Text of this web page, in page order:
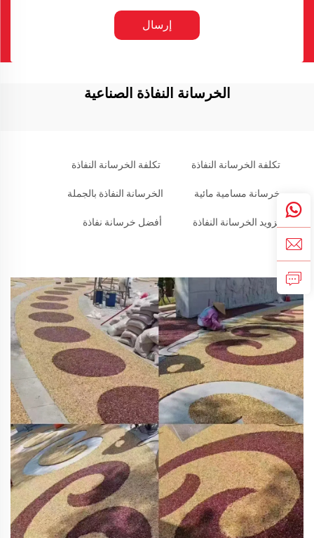
إرسال
الخرسانة النفاذة الصناعية
تكلفة الخرسانة النفاذة تكلفة الخرسانة النفاذة
خرسانة مسامية مائية الخرسانة النفاذة بالجملة
تزويد الخرسانة النفاذة أفضل خرسانة نفاذة